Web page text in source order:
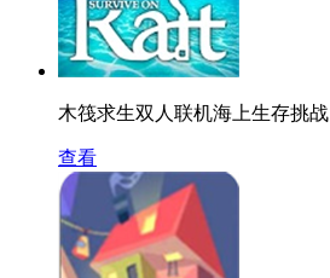
木筏求生双人联机海上生存挑战
查看